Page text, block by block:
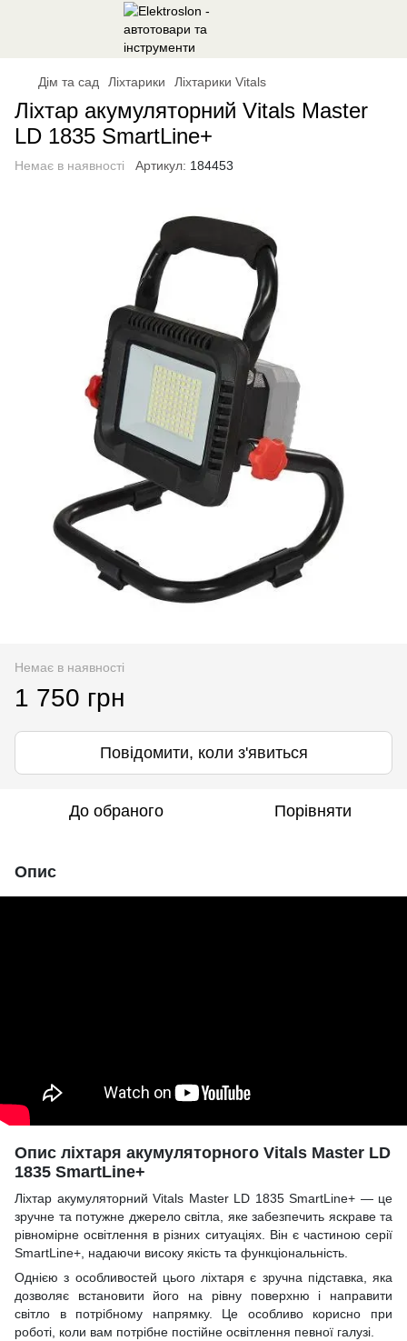
Дім та сад Ліхтарики Ліхтарики Vitals
Ліхтар акумуляторний Vitals Master
LD 1835 SmartLine+
Немає в наявності Артикул: 184453
Немає в наявності
1 750 грн
Повідомити, коли з'явиться
До обраного Порівняти
Опис
Опис ліхтаря акумуляторного Vitals Master LD
1835 SmartLine+
Ліхтар акумуляторний Vitals Master LD 1835 SmartLine+ — це
зручне та потужне джерело світла, яке забезпечить яскраве та
рівномірне освітлення в різних ситуаціях. Він є частиною серії
SmartLine+, надаючи високу якість та функціональність.
Однією з особливостей цього ліхтаря є зручна підставка, яка
дозволяє встановити його на рівну поверхню і направити
світло в потрібному напрямку. Це особливо корисно при
роботі, коли вам потрібне постійне освітлення певної галузі.